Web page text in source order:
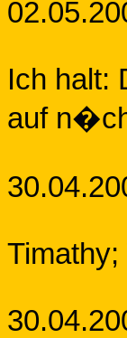
Ich halt:
auf